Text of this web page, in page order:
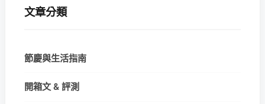
文章分類
節慶與生活指南
開箱文 & 評測